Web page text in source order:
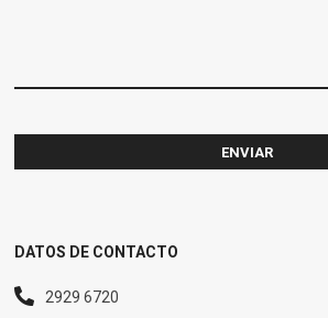
DATOS DE CONTACTO
2929 6720